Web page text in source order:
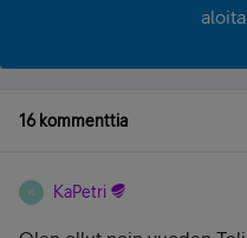
16 kommenttia
K KaPetri